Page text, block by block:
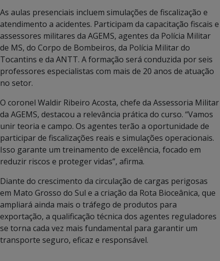
As aulas presenciais incluem simulações de fiscalização e
atendimento a acidentes. Participam da capacitação fiscais e
assessores militares da AGEMS, agentes da Polícia Militar
de MS, do Corpo de Bombeiros, da Polícia Militar do
Tocantins e da ANTT. A formação será conduzida por seis
professores especialistas com mais de 20 anos de atuação
no setor.
O coronel Waldir Ribeiro Acosta, chefe da Assessoria Militar
da AGEMS, destacou a relevância prática do curso. “Vamos
unir teoria e campo. Os agentes terão a oportunidade de
participar de fiscalizações reais e simulações operacionais.
Isso garante um treinamento de excelência, focado em
reduzir riscos e proteger vidas”, afirma.
Diante do crescimento da circulação de cargas perigosas
em Mato Grosso do Sul e a criação da Rota Bioceânica, que
ampliará ainda mais o tráfego de produtos para
exportação, a qualificação técnica dos agentes reguladores
se torna cada vez mais fundamental para garantir um
transporte seguro, eficaz e responsável.